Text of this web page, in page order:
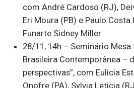
com André Cardoso (RJ),
Eri Moura (PB) e Paulo Costa
Funarte Sidney Miller
28/11, 14h – Seminário Mesa
Brasileira Contemporânea –
perspectivas”, com Eulicia
Onofre (PA), Sylvia Leticia